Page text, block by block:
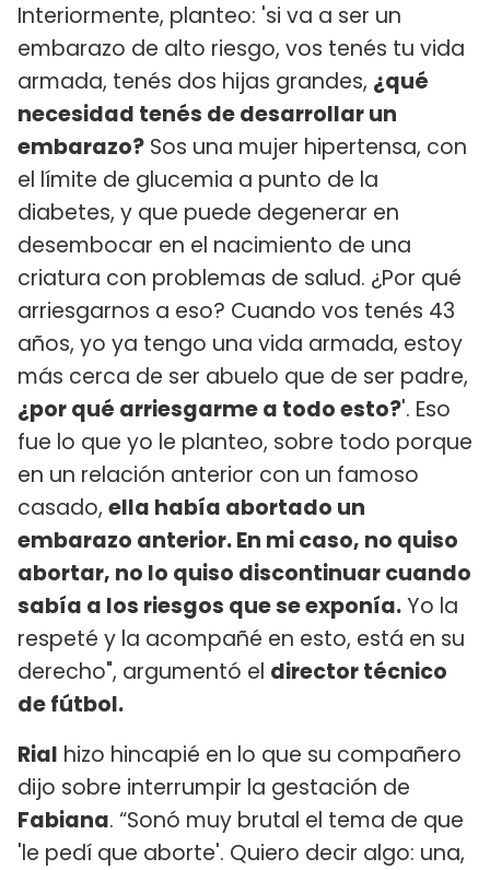
Interiormente, planteo: 'si va a ser un
embarazo de alto riesgo, vos tenés tu vida
armada, tenés dos hijas grandes, ¿qué
necesidad tenés de desarrollar un
embarazo? Sos una mujer hipertensa, con
el límite de glucemia a punto de la
diabetes, y que puede degenerar en
desembocar en el nacimiento de una
criatura con problemas de salud. ¿Por qué
arriesgarnos a eso? Cuando vos tenés 43
años, yo ya tengo una vida armada, estoy
más cerca de ser abuelo que de ser padre,
¿por qué arriesgarme a todo esto?'. Eso
fue lo que yo le planteo, sobre todo porque
en un relación anterior con un famoso
casado, ella había abortado un
embarazo anterior. En mi caso, no quiso
abortar, no lo quiso discontinuar cuando
sabía a los riesgos que se exponía.Yo la
respeté y la acompañé en esto, está en su
derecho", argumentó el director técnico
de fútbol.
Rial hizo hincapié en lo que su compañero
dijo sobre interrumpir la gestación de
Fabiana. “Sonó muy brutal el tema de que
'le pedí que aborte'. Quiero decir algo: una,